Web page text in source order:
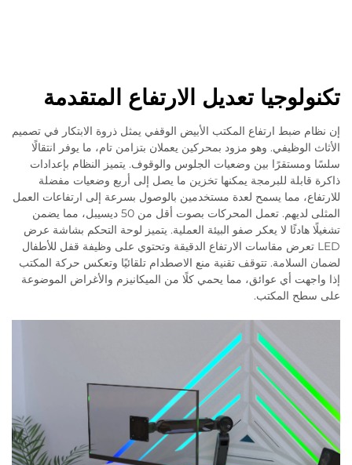
تكنولوجيا تعديل الارتفاع المتقدمة
إن نظام ضبط ارتفاع المكتب الأبيض الوقفي يمثل ذروة الابتكار في تصميم
الأثاث الوظيفي. وهو مزود بمحركين يعملان بتزامن تام، ما يوفر انتقالًا
سلسًا ومستقرًا بين وضعيات الجلوس والوقوف. يتميز النظام بإعدادات
ذاكرة قابلة للبرمجة يمكنها تخزين ما يصل إلى أربع وضعيات مفضلة
للارتفاع، مما يسمح لعدة مستخدمين بالوصول بسرعة إلى ارتفاعات العمل
المثلى لديهم. تعمل المحركات بصوت أقل من 50 ديسيبل، مما يضمن
تشغيلًا هادئًا لا يعكر صفو البيئة العملية. يتميز لوحة التحكم بشاشة عرض
LED تعرض مقاسات الارتفاع الدقيقة وتحتوي على وظيفة قفل للأطفال
لضمان السلامة. تتوقف تقنية منع الاصطدام تلقائيًا وتعكس حركة المكتب
إذا واجهت أي عوائق، مما يحمي كلًا من الميكانيزم والأغراض الموضوعة
على سطح المكتب.